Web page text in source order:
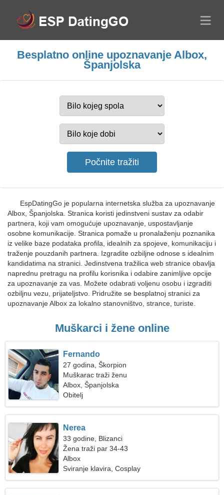
Besplatno online upoznavanje Albox,
Španjolska
EspDatingGo je popularna internetska služba za upoznavanje
Albox, Španjolska. Stranica koristi jedinstveni sustav za odabir
partnera, koji vam omogućuje upoznavanje, uspostavljanje
osobne komunikacije. Stranica pomaže u pronalaženju poznanika
iz velike baze podataka profila, idealnih za spojeve, komunikaciju i
traženje pouzdanih partnera. Izgradite ozbiljne odnose s idealnim
kandidatima na stranici. Jedinstvena tražilica web stranice obavlja
naprednu pretragu na profilu korisnika i odabire zanimljive opcije
za upoznavanje za vas. Možete odabrati voljenu osobu i izgraditi
ozbiljnu vezu, prijateljstvo. Pridružite se besplatnoj stranici za
upoznavanje Albox za lokalno stanovništvo, strance, turiste.
Muškarci i žene online
Fernando
27 godina, Škorpion
Muškarac traži ženu
Albox, Španjolska
Obitelj
Nerea
33 godine, Blizanci
Žena traži par 34-43
Albox
Sviranje klavira, Cosplay